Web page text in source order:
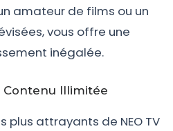
amateur de films ou un
vous offre une
inégalée.
Illimitée
plus attrayants de NEO TV